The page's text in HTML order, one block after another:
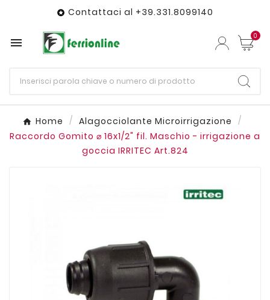
 Contattaci al +39.331.8099140
 0
Home
Alagocciolante Microirrigazione
Raccordo Gomito ⌀ 16x1/2" fil. Maschio - irrigazione a
goccia IRRITEC Art.824